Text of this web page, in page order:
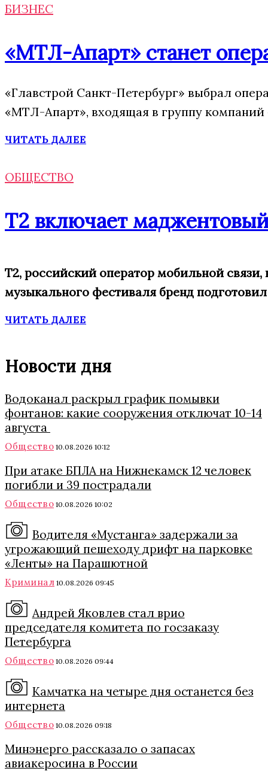
БИЗНЕС
«МТЛ-Апарт» станет
«Главстрой Санкт-Петербург» выбрал
«МТЛ-Апарт», входящая в группу компаний
ЧИТАТЬ ДАЛЕЕ
ОБЩЕСТВО
Т2 включает
Т2, российский оператор мобильной
музыкального фестиваля бренд
ЧИТАТЬ ДАЛЕЕ
Новости дня
Водоканал раскрыл график помывки
фонтанов: какие сооружения отключат 10-14
августа
Общество 10.08.2026 10:12
При атаке БПЛА на Нижнекамск 12 человек
погибли и 39 пострадали
Общество 10.08.2026 10:02
Водителя «Мустанга» задержали за
угрожающий пешеходу дрифт на парковке
«Ленты» на Парашютной
Криминал 10.08.2026 09:45
Андрей Яковлев стал врио
председателя комитета по госзаказу
Петербурга
Общество 10.08.2026 09:44
Камчатка на четыре дня останется без
интернета
Общество 10.08.2026 09:18
Минэнерго рассказало о запасах
авиакеросина в России